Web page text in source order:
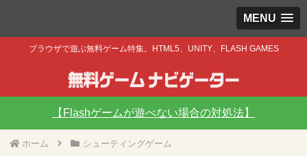
MENU
ブラウザで遊ぶ無料ゲーム特集。HTML5、UNITY、FLASH GAMES
【Flashゲームが遊べない場合の対処法】
ホーム シューティングゲーム